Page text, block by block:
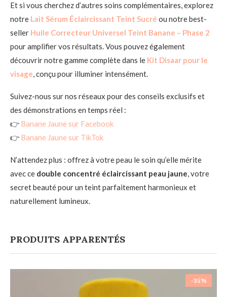
Et si vous cherchez d’autres soins complémentaires, explorez
notre Lait Sérum Éclaircissant Teint Sucré ou notre best-
seller Huile Correcteur Universel Teint Banane – Phase 2
pour amplifier vos résultats. Vous pouvez également
découvrir notre gamme complète dans le Kit Disaar pour le
visage, conçu pour illuminer intensément.
Suivez-nous sur nos réseaux pour des conseils exclusifs et
des démonstrations en temps réel :
👉 Banane Jaune sur Facebook
👉 Banane Jaune sur TikTok
N’attendez plus : offrez à votre peau le soin qu’elle mérite
avec ce double concentré éclaircissant peau jaune, votre
secret beauté pour un teint parfaitement harmonieux et
naturellement lumineux.
PRODUITS APPARENTÉS
-35%